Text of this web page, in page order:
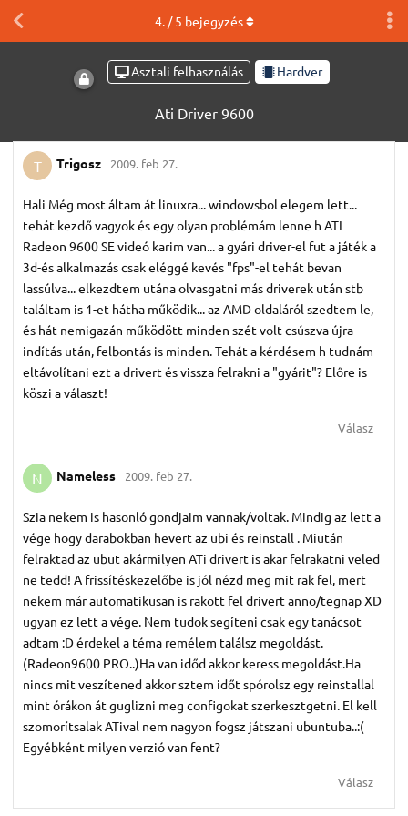
Asztali felhasználás Hardver
Ati Driver 9600
4. /5 bejegyzés
T Trigosz 2009. feb 27.
Hali Még most áltam át linuxra... windowsbol elegem lett...
tehát kezdő vagyok és egy olyan problémám lenne h ATI
Radeon 9600 SE videó karim van... a gyári driver-el fut a játék a
3d-és alkalmazás csak eléggé kevés "fps"-el tehát bevan
lassúlva... elkezdtem utána olvasgatni más driverek után stb
találtam is 1-et hátha működik... az AMD oldaláról szedtem le,
és hát nemigazán működött minden szét volt csúszva újra
indítás után, felbontás is minden. Tehát a kérdésem h tudnám
eltávolítani ezt a drivert és vissza felrakni a "gyárit"? Előre is
köszi a választ!
Válasz
N Nameless 2009. feb 27.
Szia nekem is hasonló gondjaim vannak/voltak. Mindig az lett a
vége hogy darabokban hevert az ubi és reinstall . Miután
felraktad az ubut akármilyen ATi drivert is akar felrakatni veled
ne tedd! A frissítéskezelőbe is jól nézd meg mit rak fel, mert
nekem már automatikusan is rakott fel drivert anno/tegnap XD
ugyan ez lett a vége. Nem tudok segíteni csak egy tanácsot
adtam :D érdekel a téma remélem találsz megoldást.
(Radeon9600 PRO..)Ha van időd akkor keress megoldást.Ha
nincs mit veszítened akkor sztem időt spórolsz egy reinstallal
mint órákon át guglizni meg configokat szerkesztgetni. El kell
szomorítsalak ATival nem nagyon fogsz játszani ubuntuba..:(
Egyébként milyen verzió van fent?
Válasz